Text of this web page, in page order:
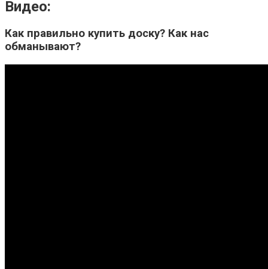
Видео:
Как правильно купить доску? Как нас
обманывают?